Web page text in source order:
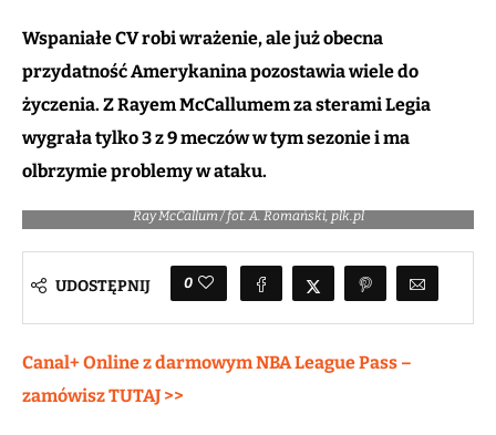
Wspaniałe CV robi wrażenie, ale już obecna
przydatność Amerykanina pozostawia wiele do
życzenia. Z Rayem McCallumem za sterami Legia
wygrała tylko 3 z 9 meczów w tym sezonie i ma
olbrzymie problemy w ataku.
Ray McCallum / fot. A. Romański, plk.pl
UDOSTĘPNIJ 0
Canal+ Online z darmowym NBA League Pass –
zamówisz TUTAJ >>